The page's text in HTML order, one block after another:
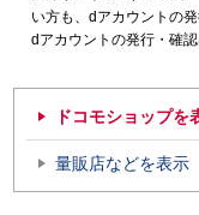
い方も、dアカウントの発
dアカウントの発行・確認
ドコモショップを
量販店などを表示